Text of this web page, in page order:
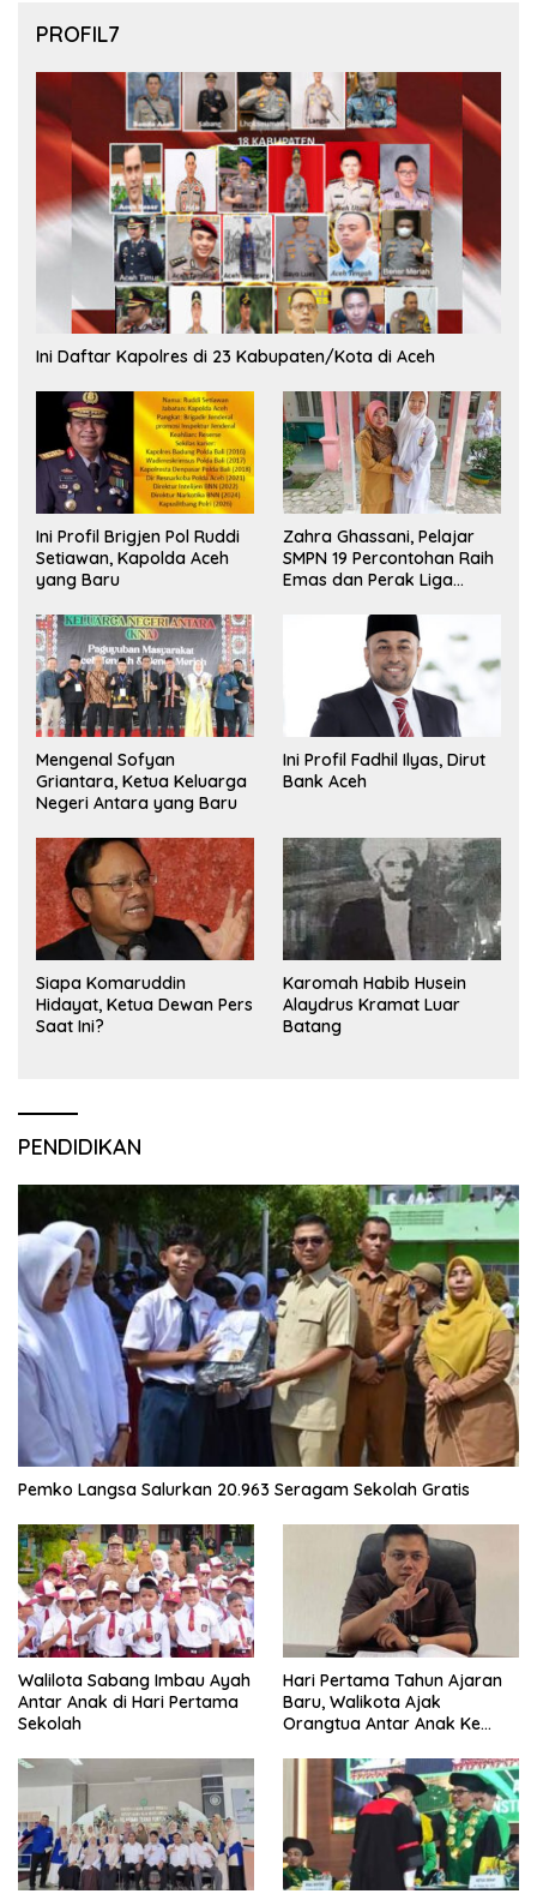
PROFIL7
Ini Daftar Kapolres di 23 Kabupaten/Kota di Aceh
Ini Profil Brigjen Pol Ruddi
Setiawan, Kapolda Aceh
yang Baru
Zahra Ghassani, Pelajar
SMPN 19 Percontohan Raih
Emas dan Perak Liga
Mengenal Sofyan
Griantara, Ketua Keluarga
Negeri Antara yang Baru
Ini Profil Fadhil Ilyas, Dirut
Bank Aceh
Siapa Komaruddin
Hidayat, Ketua Dewan Pers
Saat Ini?
Karomah Habib Husein
Alaydrus Kramat Luar
Batang
PENDIDIKAN
Pemko Langsa Salurkan 20.963 Seragam Sekolah Gratis
Walilota Sabang Imbau Ayah
Antar Anak di Hari Pertama
Sekolah
Hari Pertama Tahun Ajaran
Baru, Walikota Ajak
Orangtua Antar Anak Ke